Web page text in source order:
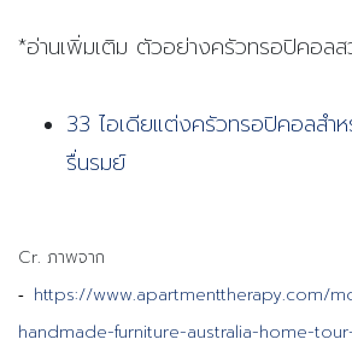
*อ่านเพิ่มเติม ตัวอย่างครัวทรอปิคอล
33 ไอเดียแต่งครัวทรอปิคอลสำ
รื่นรมย์
Cr. ภาพจาก
- https://www.apartmenttherapy.com/
handmade-furniture-australia-home-